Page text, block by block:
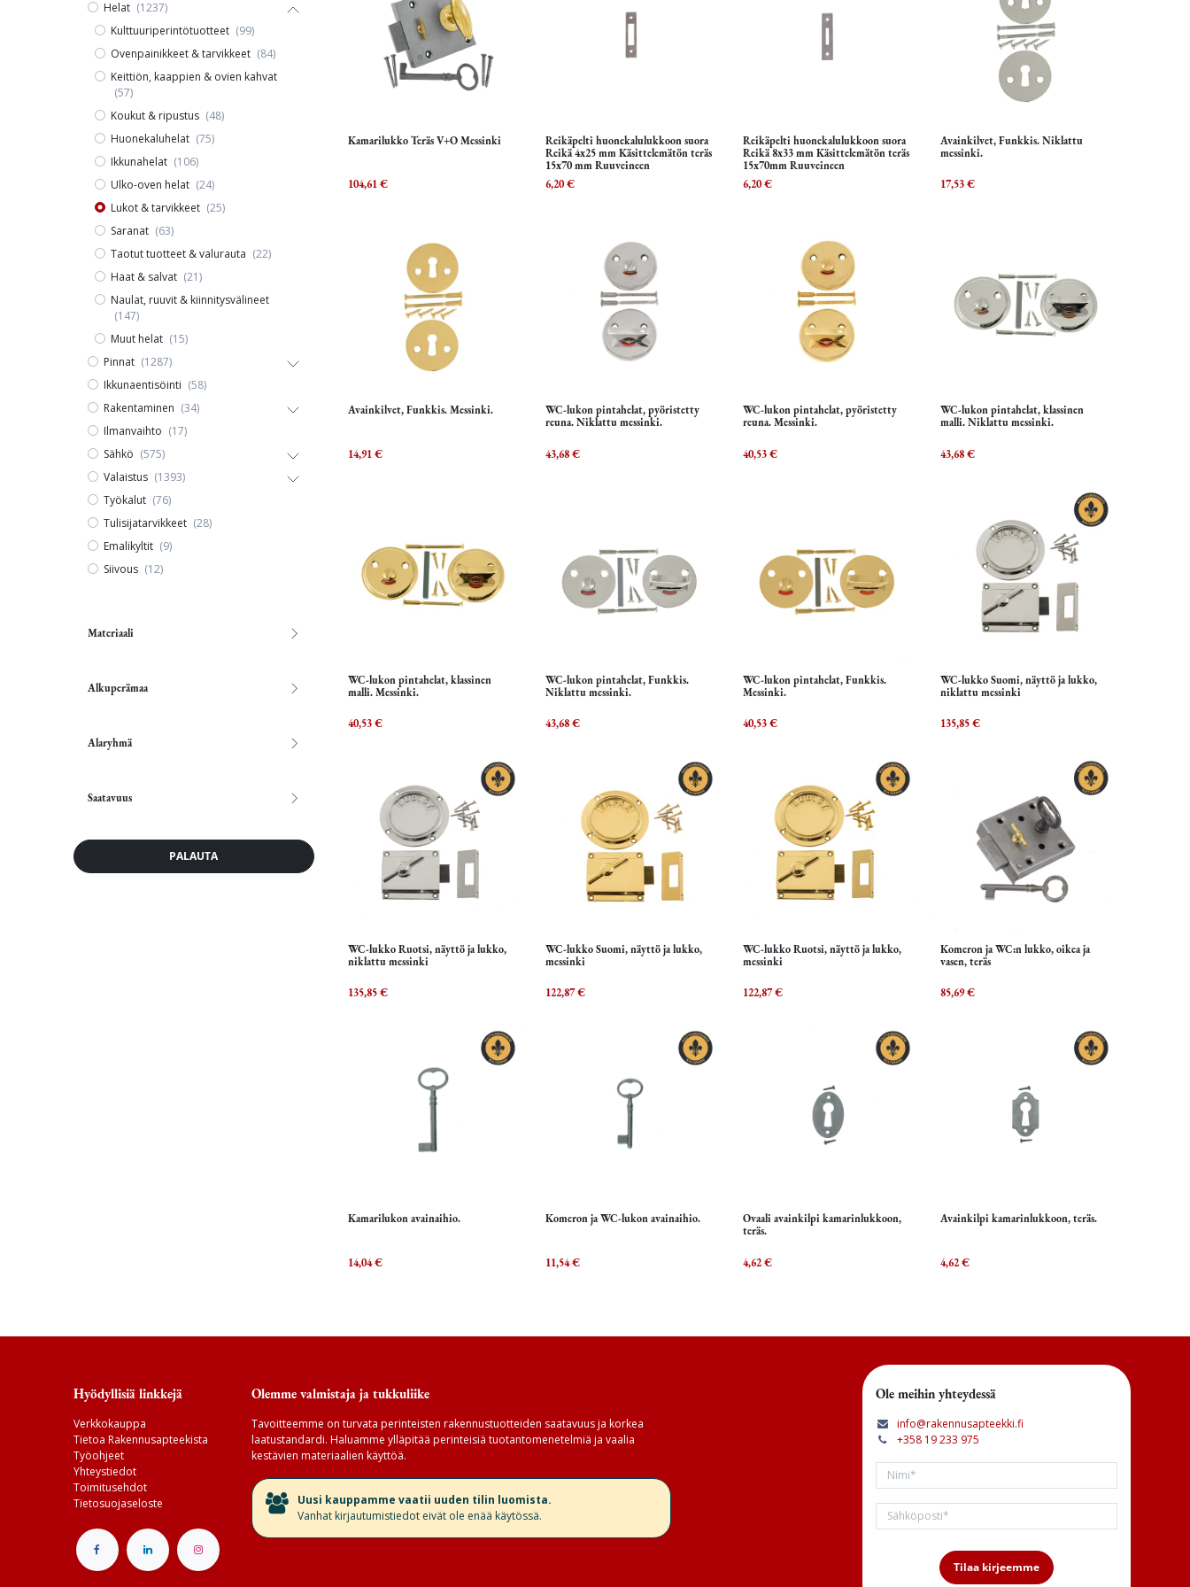
Helat (1237)
Kulttuuriperintötuotteet (99)
Ovenpainikkeet & tarvikkeet (84)
Keittiön, kaappien & ovien kahvat
(57)
Koukut & ripustus (48)
Huonekaluhelat (75)
Ikkunahelat (106)
Ulko-oven helat (24)
Lukot & tarvikkeet (25)
Saranat (63)
Taotut tuotteet & valurauta (22)
Haat & salvat (21)
Naulat, ruuvit & kiinnitysvälineet
(147)
Muut helat (15)
Pinnat (1287)
Ikkunaentisöinti (58)
Rakentaminen (34)
Ilmanvaihto (17)
Sähkö (575)
Valaistus (1393)
Työkalut (76)
Tulisijatarvikkeet (28)
Emalikyltit (9)
Siivous (12)
Materiaali
Alkuperämaa
Alaryhmä
Saatavuus
PALAUTA
Kamarilukko Teräs V+O Messinki
104,61€
Lisää ostoskoriin
Reikäpelti huonekalulukkoon suora
Reikä 4x25 mm Käsittelemätön teräs
15x70 mm Ruuveineen
6,20€
Lisää ostoskoriin
Reikäpelti huonekalulukkoon suora
Reikä 8x33 mm Käsittelemätön teräs
15x70mm Ruuveineen
6,20€
Avainkilvet, Funkkis. Niklattu
messinki.
17,53€
Avainkilvet, Funkkis. Messinki.
14,91€
Lisää ostoskoriin
WC-lukon pintahelat, pyöristetty
reuna. Niklattu messinki.
43,68€
Lisää ostoskoriin
WC-lukon pintahelat, pyöristetty
reuna. Messinki.
40,53€
Lisää ostoskoriin
WC-lukon pintahelat, klassinen
malli. Niklattu messinki.
43,68€
Lisää ostoskoriin
WC-lukon pintahelat, klassinen
malli. Messinki.
40,53€
Lisää ostoskoriin
WC-lukon pintahelat, Funkkis.
Niklattu messinki.
43,68€
Lisää ostoskoriin
WC-lukon pintahelat, Funkkis.
Messinki.
40,53€
Lisää ostoskoriin
WC-lukko Suomi, näyttö ja lukko,
niklattu messinki
135,85€
Lisää ostoskoriin
WC-lukko Ruotsi, näyttö ja lukko,
niklattu messinki
135,85€
Lisää ostoskoriin
WC-lukko Suomi, näyttö ja lukko,
messinki
122,87€
Lisää ostoskoriin
WC-lukko Ruotsi, näyttö ja lukko,
messinki
122,87€
Lisää ostoskoriin
Komeron ja WC:n lukko, oikea ja
vasen, teräs
85,69€
Kamarilukon avainaihio.
14,04€
Lisää ostoskoriin
Komeron ja WC-lukon avainaihio.
11,54€
Lisää ostoskoriin
Ovaali avainkilpi kamarinlukkoon,
teräs.
4,62€
Avainkilpi kamarinlukkoon, teräs.
4,62€
Hyödyllisiä linkkejä
Verkkokauppa
Tietoa Rakennusapteekista
Työohjeet
Yhteystiedot
Toimitusehdot
Tietosuojaseloste
Olemme valmistaja ja tukkuliike
Tavoitteemme on turvata perinteisten rakennustuotteiden saatavuus ja korkea
laatustandardi. Haluamme ylläpitää perinteisiä tuotantomenetelmiä ja vaalia
kestävien materiaalien käyttöä.
​Uusi kauppamme vaatii uuden tilin luomista.
Vanhat kirjautumistiedot eivät ole enää käytössä.
Ole meihin yhteydessä
info@rakennusapteekki.fi
+358 19 233 975
Tilaa kirjeemme